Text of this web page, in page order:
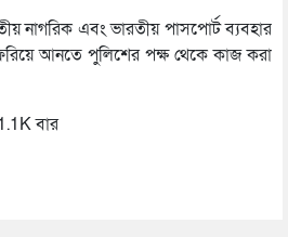
নাগরিক এবং ভারতীয় পাসপোর্ট ব্যবহার
আনতে পুলিশের পক্ষ থেকে কাজ করা
বার